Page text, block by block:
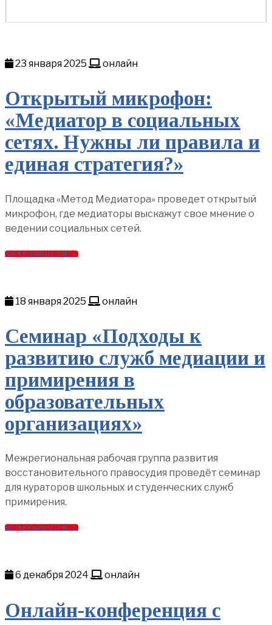
23 января 2025 онлайн
Открытый микрофон:
«Медиатор в социальных
сетях. Нужны ли правила и
единая стратегия?»
Площадка «Метод Медиатора» проведет открытый
микрофон, где медиаторы выскажут свое мнение о
ведении социальных сетей.
ПОДРОБНОСТИ →
18 января 2025 онлайн
Семинар «Подходы к
развитию служб медиации и
примирения в
образовательных
организациях»
Межрегиональная рабочая группа развития
восстановительного правосудия проведёт семинар
для кураторов школьных и студенческих служб
примирения.
ПОДРОБНОСТИ →
6 декабря 2024 онлайн
Онлайн-конференция с